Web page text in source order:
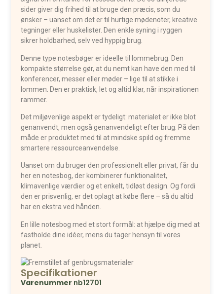
sider giver dig frihed til at bruge den præcis, som du
ønsker – uanset om det er til hurtige mødenoter, kreative
tegninger eller huskelister. Den enkle syning i ryggen
sikrer holdbarhed, selv ved hyppig brug.
Denne type notesbøger er ideelle til lommebrug. Den
kompakte størrelse gør, at du nemt kan have den med til
konferencer, messer eller møder – lige til at stikke i
lommen. Den er praktisk, let og altid klar, når inspirationen
rammer.
Det miljøvenlige aspekt er tydeligt: materialet er ikke blot
genanvendt, men også genanvendeligt efter brug. På den
måde er produktet med til at mindske spild og fremme
smartere ressourceanvendelse.
Uanset om du bruger den professionelt eller privat, får du
her en notesbog, der kombinerer funktionalitet,
klimavenlige værdier og et enkelt, tidløst design. Og fordi
den er prisvenlig, er det oplagt at købe flere – så du altid
har en ekstra ved hånden.
En lille notesbog med et stort formål: at hjælpe dig med at
fastholde dine idéer, mens du tager hensyn til vores
planet.
Specifikationer
Varenummer nb12701